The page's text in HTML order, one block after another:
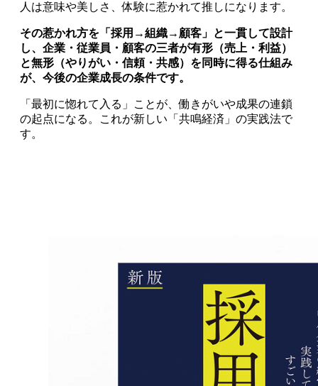
人は意味や美しさ、体験に惹かれて推しになります。
その惹かれ方を「採用→組織→顧客」と一貫して設計
し、企業・従業員・顧客の三者が有形（売上・利益）
と無形（やりがい・信頼・共感）を同時に得る仕組み
が、今後の企業成長の条件です。
「最初に惚れて入る」ことが、働きがいや成果の連鎖
の起点になる。これが新しい「共鳴経済」の実践法で
す。